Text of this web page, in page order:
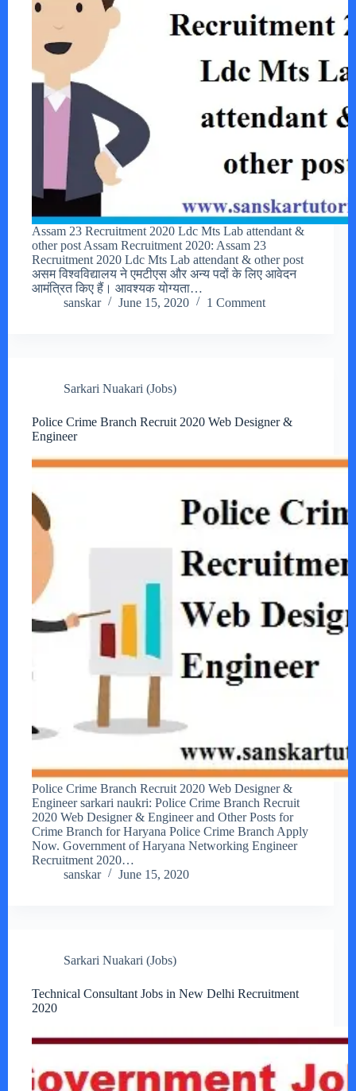
Assam 23 Recruitment 2020 Ldc Mts Lab attendant &
other post Assam Recruitment 2020: Assam 23
Recruitment 2020 Ldc Mts Lab attendant & other post
असम विश्वविद्यालय ने एमटीएस और अन्य पदों के लिए आवेदन
आमंत्रित किए हैं। आवश्यक योग्यता…
sanskar
June 15, 2020 1 Comment
Sarkari Nuakari (Jobs)
Police Crime Branch Recruit 2020 Web Designer &
Engineer
Police Crime Branch Recruit 2020 Web Designer &
Engineer sarkari naukri: Police Crime Branch Recruit
2020 Web Designer & Engineer and Other Posts for
Crime Branch for Haryana Police Crime Branch Apply
Now. Government of Haryana Networking Engineer
Recruitment 2020…
sanskar
June 15, 2020
Sarkari Nuakari (Jobs)
Technical Consultant Jobs in New Delhi Recruitment
2020